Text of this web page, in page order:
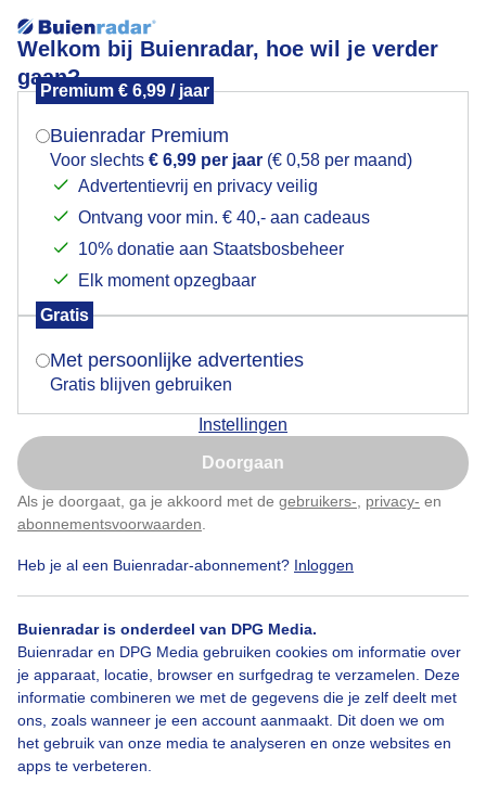
Welkom bij Buienradar, hoe wil je verder
gaan?
Premium € 6,99 / jaar
Buienradar Premium
Voor slechts € 6,99 per jaar (€ 0,58 per maand)
Advertentievrij en privacy veilig
Ontvang voor min. € 40,- aan cadeaus
10% donatie aan Staatsbosbeheer
Elk moment opzegbaar
Gratis
Met persoonlijke advertenties
Gratis blijven gebruiken
Instellingen
Doorgaan
Als je doorgaat, ga je akkoord met de gebruikers- privacy- en
abonnementsvoorwaarden
Heb je al een Buienradar-abonnement? Inloggen
Buienradar is onderdeel van DPG Media.
Buienradar en DPG Media gebruiken cookies om informatie over
je apparaat, locatie, browser en surfgedrag te verzamelen. Deze
informatie combineren we met de gegevens die je zelf deelt met
ons, zoals wanneer je een account aanmaakt. Dit doen we om
het gebruik van onze media te analyseren en onze websites en
apps te verbeteren.
Maandag wasdag!
Door: Dilia van Zon Gemaakt: 20-04-2026, 33x bekeken
Waslijn Bewolking
Bekijk slideshow
Mogen we je locatie gebruiken voor het
Indien je hier nog geen akkoord op hebt gegeven,
verschijnt er zo een pop-up uit je browser waarin
Is goed, toon de popup
Nu niet, misschien later
Klik hierom dit aan te passen